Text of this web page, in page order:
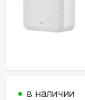
в наличии